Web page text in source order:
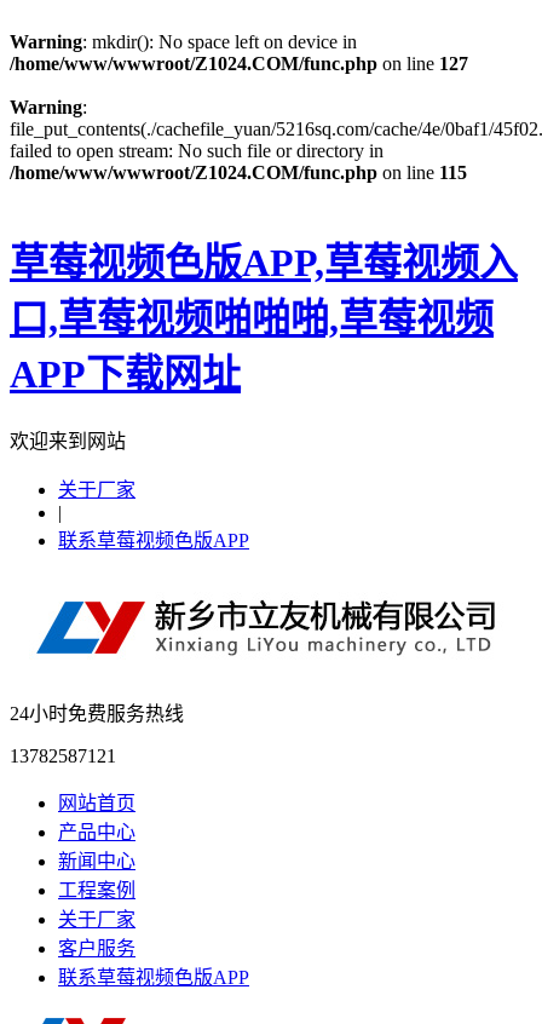
Warning: mkdir(): No space left on device in
/home/www/wwwroot/Z1024.COM/func.php on line 127
Warning:
file_put_contents(./cachefile_yuan/5216sq.com/cache/4e/0baf1/
failed to open stream: No such file or directory in
/home/www/wwwroot/Z1024.COM/func.php on line 115
草莓视频色版APP,草莓视频入
口,草莓视频啪啪啪,草莓视频
APP下载网址
欢迎来到网站
关于厂家
|
联系草莓视频色版APP
24小时免费服务热线
13782587121
网站首页
产品中心
新闻中心
工程案例
关于厂家
客户服务
联系草莓视频色版APP